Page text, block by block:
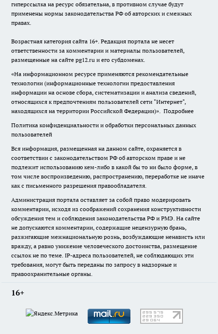
гиперссылка на ресурс обязательна, в противном случае будут
применены нормы законодательства РФ об авторских и смежных
правах.
Возрастная категория сайта 16+. Редакция портала не несет
ответственности за комментарии и материалы пользователей,
размещенные на сайте pg12.ru и его субдоменах.
«На информационном ресурсе применяются рекомендательные
технологии (информационные технологии предоставления
информации на основе сбора, систематизации и анализа сведений,
относящихся к предпочтениям пользователей сети "Интернет",
находящихся на территории Российской Федерации)». Подробнее
Политика конфиденциальности и обработки персональных данных
пользователей
Вся информация, размещенная на данном сайте, охраняется в
соответствии с законодательством РФ об авторском праве и не
подлежит использованию кем-либо в какой бы то ни было форме, в
том числе воспроизведению, распространению, переработке не иначе
как с письменного разрешения правообладателя.
Администрация портала оставляет за собой право модерировать
комментарии, исходя из соображений сохранения конструктивности
обсуждения тем и соблюдения законодательства РФ и РМЭ. На сайте
не допускаются комментарии, содержащие нецензурную брань,
разжигающие межнациональную рознь, возбуждающие ненависть или
вражду, а равно унижение человеческого достоинства, размещение
ссылок не по теме. IP-адреса пользователей, не соблюдающих эти
требования, могут быть переданы по запросу в надзорные и
правоохранительные органы.
16+